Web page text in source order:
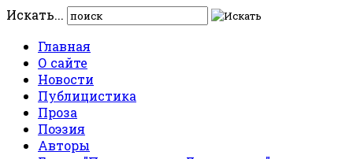
Искать...
Главная
О сайте
Новости
Публицистика
Проза
Поэзия
Авторы